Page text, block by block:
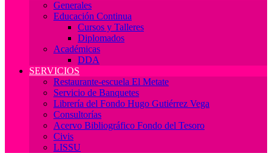
Generales
Educación Continua
Cursos y Talleres
Diplomados
Académicas
DDA
SERVICIOS
Restaurante-escuela El Metate
Servicio de Banquetes
Librería del Fondo Hugo Gutiérrez Vega
Consultorías
Acervo Bibliográfico Fondo del Tesoro
Civis
LISSU